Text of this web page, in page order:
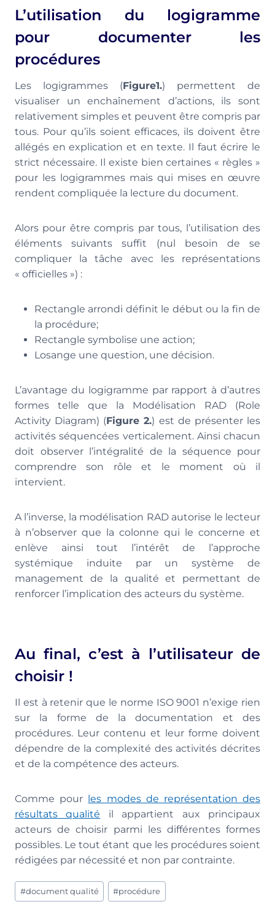
L’utilisation du logigramme
pour documenter les
procédures
Les logigrammes (Figure1.) permettent de
visualiser un enchaînement d’actions, ils sont
relativement simples et peuvent être compris par
tous. Pour qu’ils soient efficaces, ils doivent être
allégés en explication et en texte. Il faut écrire le
strict nécessaire. Il existe bien certaines « règles »
pour les logigrammes mais qui mises en œuvre
rendent compliquée la lecture du document.
Alors pour être compris par tous, l’utilisation des
éléments suivants suffit (nul besoin de se
compliquer la tâche avec les représentations
« officielles ») :
Rectangle arrondi définit le début ou la fin de
la procédure;
Rectangle symbolise une action;
Losange une question, une décision.
L’avantage du logigramme par rapport à d’autres
formes telle que la Modélisation RAD (Role
Activity Diagram) (Figure 2.) est de présenter les
activités séquencées verticalement. Ainsi chacun
doit observer l’intégralité de la séquence pour
comprendre son rôle et le moment où il
intervient.
A l’inverse, la modélisation RAD autorise le lecteur
à n’observer que la colonne qui le concerne et
enlève ainsi tout l’intérêt de l’approche
systémique induite par un système de
management de la qualité et permettant de
renforcer l’implication des acteurs du système.
Au final, c’est à l’utilisateur de
choisir !
Il est à retenir que le norme ISO 9001 n’exige rien
sur la forme de la documentation et des
procédures. Leur contenu et leur forme doivent
dépendre de la complexité des activités décrites
et de la compétence des acteurs.
Comme pour les modes de représentation des
résultats qualité il appartient aux principaux
acteurs de choisir parmi les différentes formes
possibles. Le tout étant que les procédures soient
rédigées par nécessité et non par contrainte.
Étiquettes
de
#document qualité #procédure